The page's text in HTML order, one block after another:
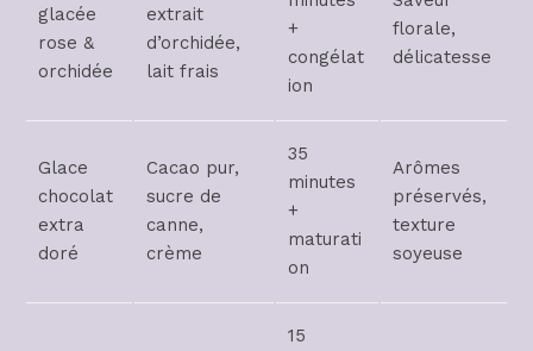
glacée
rose &
orchidée
extrait
d’orchidée,
lait frais
+
congélat
ion
florale,
délicatesse
Glace
chocolat
extra
doré
Cacao pur,
sucre de
canne,
crème
35
minutes
+
maturati
on
Arômes
préservés,
texture
soyeuse
15